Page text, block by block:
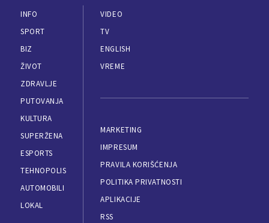
INFO
SPORT
BIZ
ŽIVOT
ZDRAVLJE
PUTOVANJA
KULTURA
SUPERŽENA
ESPORTS
TEHNOPOLIS
AUTOMOBILI
LOKAL
VIDEO
TV
ENGLISH
VREME
MARKETING
IMPRESUM
PRAVILA KORIŠĆENJA
POLITIKA PRIVATNOSTI
APLIKACIJE
RSS